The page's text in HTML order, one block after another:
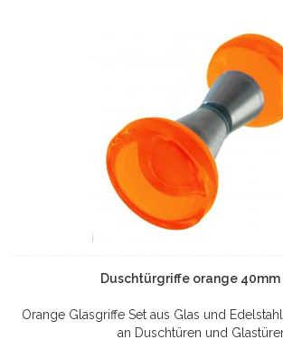
Duschtürgriffe orange 40mm
Orange Glasgriffe Set aus Glas und
an Duschtüren und